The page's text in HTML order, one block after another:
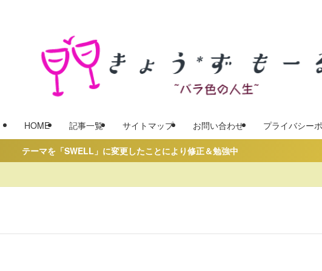
HOME 記事一覧 サイトマップ お問い合わせ プライバシー
テーマを「SWELL」に変更したことにより修正＆勉強中